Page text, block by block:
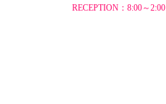
RECEPTION：8:00～2:00